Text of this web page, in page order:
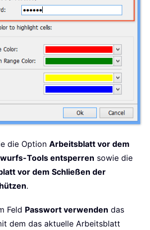
die Option Arbeitsblatt vor dem
Tools entsperren sowie die
vor dem Schließen der
.
Feld Passwort verwenden das
dem das aktuelle Arbeitsblatt